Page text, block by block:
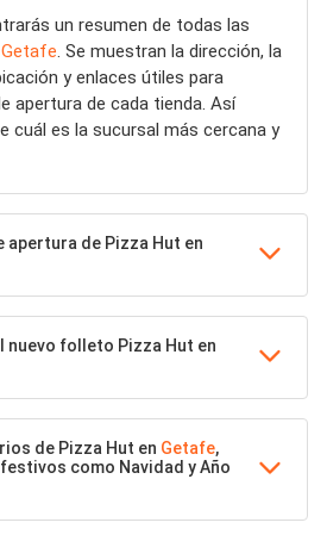
un resumen de todas las
Getafe. Se muestran la dirección, la
y enlaces útiles para
apertura de cada tienda. Así
cuál es la sucursal más cercana y
apertura de Pizza Hut en
nuevo folleto Pizza Hut en
de Pizza Hut en Getafe,
como Navidad y Año